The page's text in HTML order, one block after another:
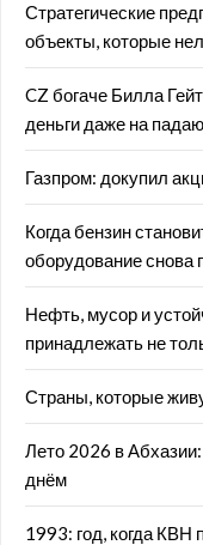
Стратегические
объекты, которые
CZ богаче Билла
деньги даже на
Газпром: докупил
Когда бензин
оборудование снова
Нефть, мусор и
принадлежать не
Страны, которые
Лето 2026 в
днём
1993: год, когда КВН